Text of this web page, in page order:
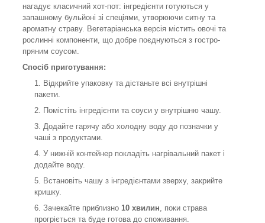
нагадує класичний хот-пот: інгредієнти готуються у
запашному бульйоні зі спеціями, утворюючи ситну та
ароматну страву. Вегетаріанська версія містить овочі та
рослинні компоненти, що добре поєднуються з гостро-
пряним соусом.
Спосіб приготування:
Відкрийте упаковку та дістаньте всі внутрішні
пакети.
Помістіть інгредієнти та соуси у внутрішню чашу.
Додайте гарячу або холодну воду до позначки у
чаші з продуктами.
У нижній контейнер покладіть нагрівальний пакет і
додайте воду.
Встановіть чашу з інгредієнтами зверху, закрийте
кришку.
Зачекайте приблизно 10 хвилин , поки страва
прогріється та буде готова до споживання.